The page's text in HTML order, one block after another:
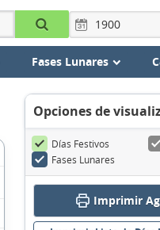
Fases Lunares
Opciones de
Días Festivos
Fases Lunares
Imprimir